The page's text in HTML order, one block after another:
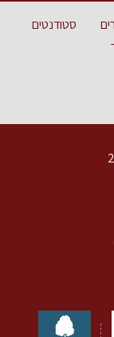
סטודנטים